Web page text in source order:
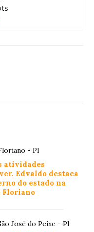
- PI
atividades
Edvaldo destaca
do estado na
Floriano
José do Peixe - PI